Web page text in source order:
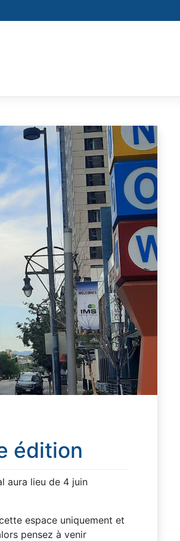
édition
aura lieu de 4 juin
espace uniquement et
pensez à venir